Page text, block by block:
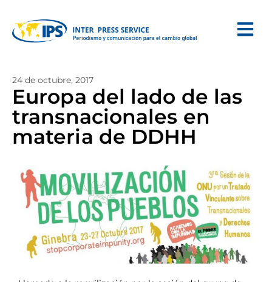
24 de octubre, 2017
Europa del lado de las
transnacionales en
materia de DDHH